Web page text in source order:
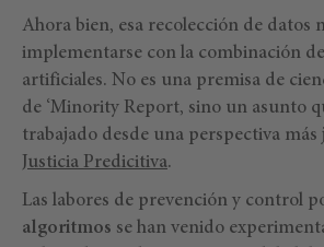
Ahora bien, esa recolección de datos
implementarse con la combinación
artificiales. No es una premisa de
de ‘Minority Report, sino un asunto
trabajado desde una perspectiva
Justicia Predicitiva.
Las labores de prevención y control
algoritmos se han venido